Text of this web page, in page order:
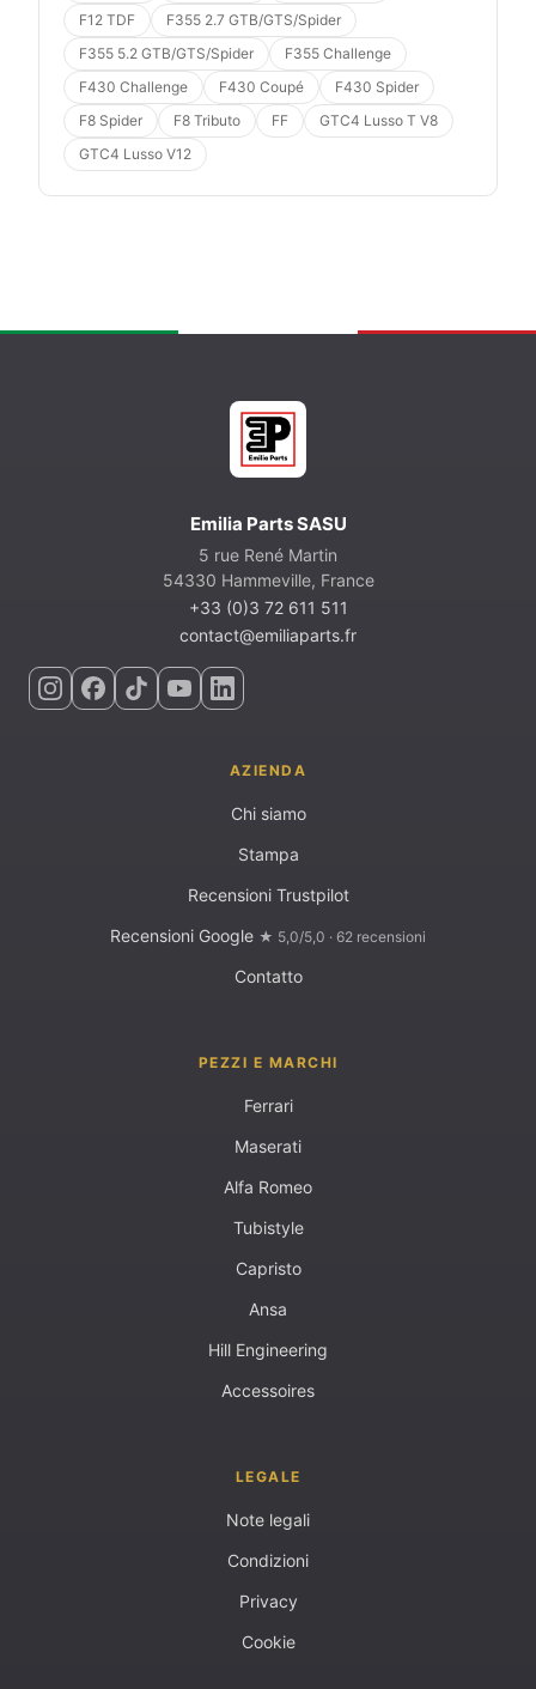
F12 TDF
F355 2.7 GTB/GTS/Spider
F355 5.2 GTB/GTS/Spider
F355 Challenge
F430 Challenge
F430 Coupé
F430 Spider
F8 Spider
F8 Tributo FF
GTC4 Lusso T V8
GTC4 Lusso V12
Emilia Parts SASU
5 rue René Martin
54330 Hammeville, France
+33 (0)3 72 611 511
contact@emiliaparts.fr
AZIENDA
Chi siamo
Stampa
Recensioni Trustpilot
Recensioni Google ★ 5,0/5,0 · 62 recensioni
Contatto
PEZZI E MARCHI
Ferrari
Maserati
Alfa Romeo
Tubistyle
Capristo
Ansa
Hill Engineering
Accessoires
LEGALE
Note legali
Condizioni
Privacy
Cookie